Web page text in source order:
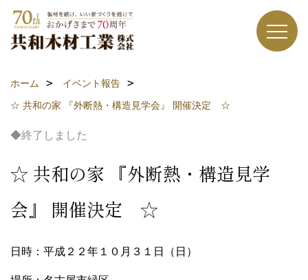
ホーム
イベント報告
☆ 共和の家 『外断熱・構造見学会』 開催決定 ☆
◆終了しました
☆ 共和の家 『外断熱・構造見学
会』 開催決定 ☆
日時：平成２２年１０月３１日（日）